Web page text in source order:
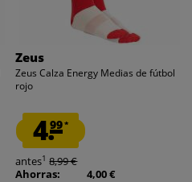
Zeus
Zeus Calza Energy Medias de fútbol
rojo
4.99*
antes1 8,99 €
Ahorras:
4,00 €